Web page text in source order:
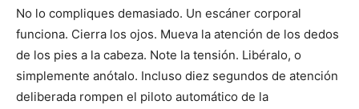
No lo compliques demasiado. Un escáner corporal
funciona. Cierra los ojos. Mueva la atención de los dedos
de los pies a la cabeza. Note la tensión. Libéralo, o
simplemente anótalo. Incluso diez segundos de atención
deliberada rompen el piloto automático de la